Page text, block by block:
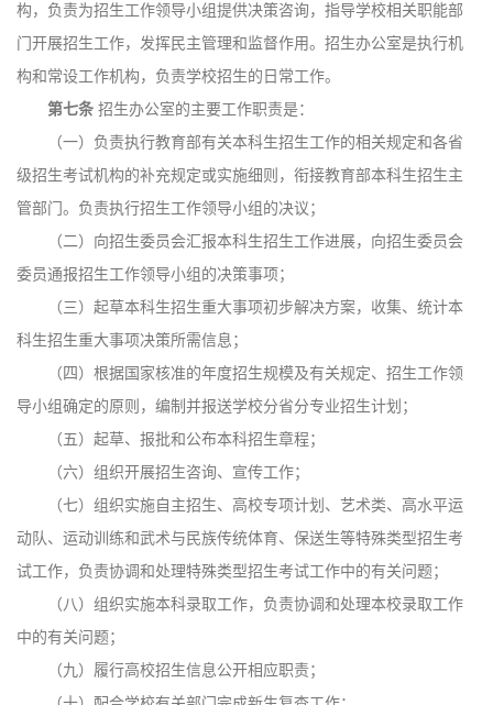
构，负责为招生工作领导小组提供决策咨询，指导学校相关职能部
门开展招生工作，发挥民主管理和监督作用。招生办公室是执行机
构和常设工作机构，负责学校招生的日常工作。
第七条 招生办公室的主要工作职责是：
（一）负责执行教育部有关本科生招生工作的相关规定和各省
级招生考试机构的补充规定或实施细则，衔接教育部本科生招生主
管部门。负责执行招生工作领导小组的决议；
（二）向招生委员会汇报本科生招生工作进展，向招生委员会
委员通报招生工作领导小组的决策事项；
（三）起草本科生招生重大事项初步解决方案，收集、统计本
科生招生重大事项决策所需信息；
（四）根据国家核准的年度招生规模及有关规定、招生工作领
导小组确定的原则，编制并报送学校分省分专业招生计划；
（五）起草、报批和公布本科招生章程；
（六）组织开展招生咨询、宣传工作；
（七）组织实施自主招生、高校专项计划、艺术类、高水平运
动队、运动训练和武术与民族传统体育、保送生等特殊类型招生考
试工作，负责协调和处理特殊类型招生考试工作中的有关问题；
（八）组织实施本科录取工作，负责协调和处理本校录取工作
中的有关问题；
（九）履行高校招生信息公开相应职责；